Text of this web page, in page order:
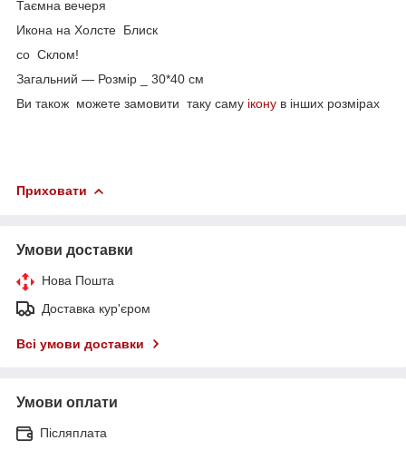
Таємна вечеря
Икона на Холсте Блиск
со Склом!
Загальний — Розмір _ 30*40 см
Ви також можете замовити таку саму ікону в інших розмірах
Приховати
Умови доставки
Нова Пошта
Доставка кур'єром
Всі умови доставки
Умови оплати
Післяплата